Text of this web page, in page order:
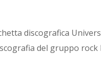
discografica
del gruppo rock